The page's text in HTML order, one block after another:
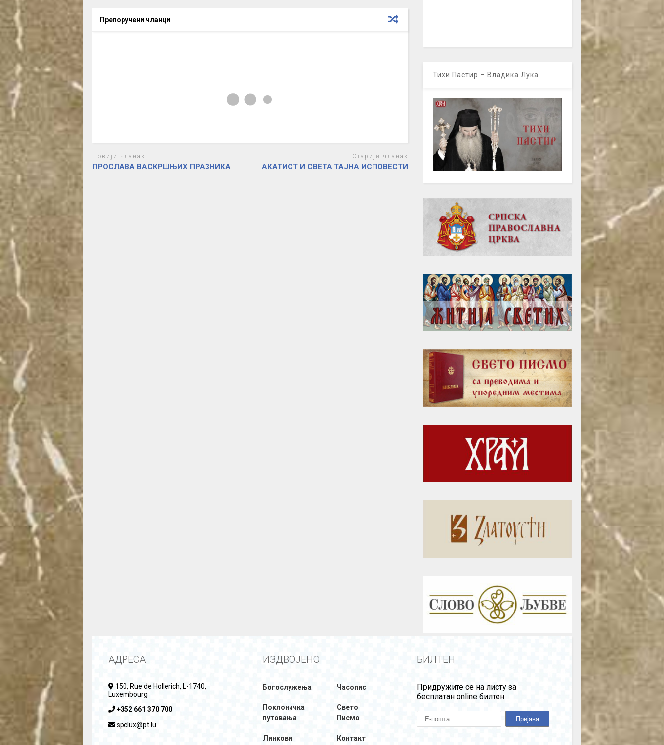
Препоручени чланци
Новији чланак
ПРОСЛАВА ВАСКРШЊИХ ПРАЗНИКА
Старији чланак
АКАТИСТ И СВЕТА ТАЈНА ИСПОВЕСТИ
Тихи Пастир – Владика Лука
АДРЕСА
150, Rue de Hollerich, L-1740,
Luxembourg
+352 661 370 700
spclux@pt.lu
ИЗДВОЈЕНО
Богослужења Часопис
Поклоничка
путовања
Свето
Писмо
Линкови Контакт
БИЛТЕН
Придружите се на листу за
бесплатан online билтен